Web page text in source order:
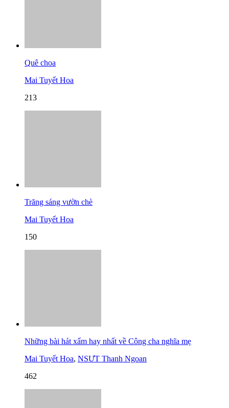
Quê choa
Mai Tuyết Hoa
213
Trăng sáng vườn chè
Mai Tuyết Hoa
150
Những bài hát xẩm hay nhất về Công cha nghĩa mẹ
Mai Tuyết Hoa, NSƯT Thanh Ngoan
462